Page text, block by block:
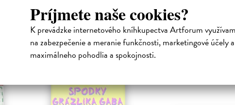
Príjmete naše cookies?
K prevádzke internetového kníhkupectva Artforum
na zabezpečenie a meranie funkčnosti, marketingové účely
maximálneho pohodlia a spokojnosti.Čitatelia s podobným